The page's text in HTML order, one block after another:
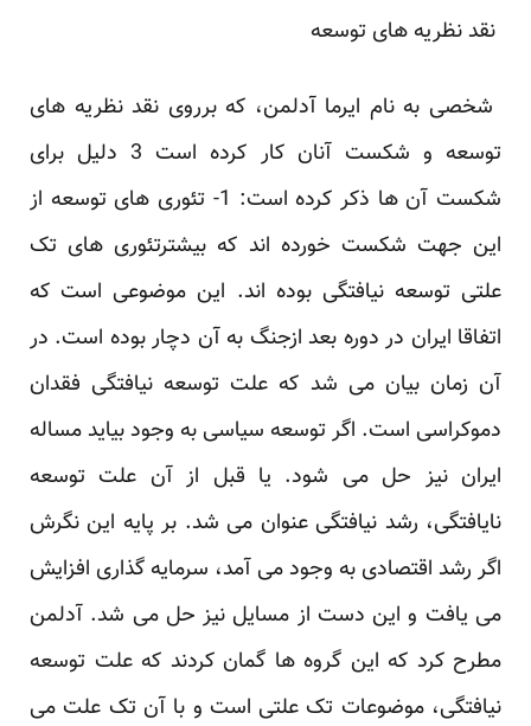
‏ شخصی به نام ایرما آدلمن، که برروی نقد نظریه های
توسعه و شکست آنان کار کرده است 3 دلیل برای
‏شکست آن ها ذکر کرده است: 1- تئوری های توسعه از
این جهت شکست خورده اند که بیشترتئوری های تک
‏علتی توسعه نیافتگی بوده اند. این موضوعی است که
اتفاقا ایران در دوره بعد ازجنگ به آن دچار بوده است. ‏در
آن زمان بیان می شد که علت توسعه نیافتگی فقدان
دموکراسی است. اگر توسعه سیاسی به وجود بیاید ‏مساله
ایران نیز حل می شود. یا قبل از آن علت توسعه
نایافتگی، ‌رشد نیافتگی عنوان می شد. بر پایه این ‏نگرش
اگر رشد اقتصادی به وجود می آمد، سرمایه گذاری افزایش
می یافت و این دست از مسایل نیز حل می ‏شد. آدلمن
مطرح کرد که این گروه ها گمان کردند که علت توسعه
نیافتگی، موضوعات تک علتی است و با آن ‏تک علت می